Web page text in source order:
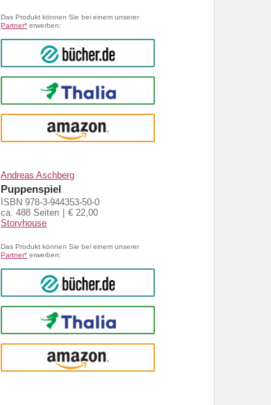
Das Produkt können Sie bei einem unserer
Partner* erwerben:
bücher.de
Thalia
amazon
Andreas Aschberg
Puppenspiel
ISBN 978-3-944353-50-0
ca. 488 Seiten
€ 22,00
Storyhouse
Das Produkt können Sie bei einem unserer
Partner* erwerben:
bücher.de
Thalia
amazon